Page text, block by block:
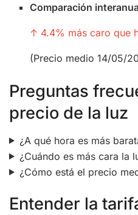
Comparación
↑ 4.4% más caro que
(Precio medio 14/05/
Preguntas
precio de la luz
¿A qué hora es más
¿Cuándo es más cara la
¿Cómo está el precio
Entender la